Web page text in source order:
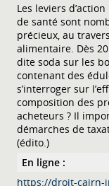
Les leviers
de santé sont
précieux, au
alimentaire. Dès
dite soda sur les
contenant des
s’interroger sur
composition des
acheteurs ? Il
démarches de
(édito.)
En ligne :
https://droit-cairn-